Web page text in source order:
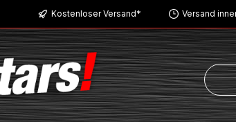
springenKostenloser Versand* Versand